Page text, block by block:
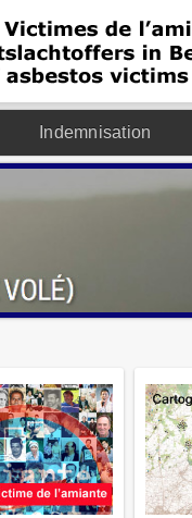
Indemnisation